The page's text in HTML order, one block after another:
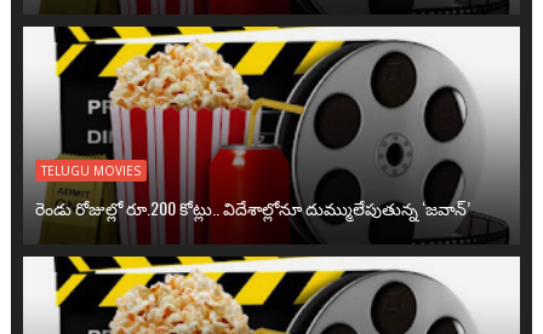
TELUGU MOVIES
రెండు రోజుల్లో రూ.200 కోట్లు.. విదేశాల్లోనూ దుమ్ములేపుతున్న ‘జవాన్’